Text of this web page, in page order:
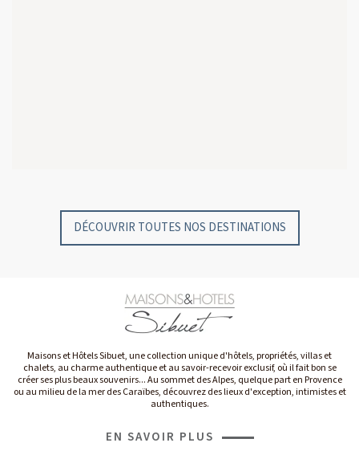
DÉCOUVRIR TOUTES NOS DESTINATIONS
Maisons et Hôtels Sibuet, une collection unique d'hôtels, propriétés, villas et
chalets, au charme authentique et au savoir-recevoir exclusif, où il fait bon se
créer ses plus beaux souvenirs... Au sommet des Alpes, quelque part en Provence
ou au milieu de la mer des Caraïbes, découvrez des lieux d'exception, intimistes et
authentiques.
EN SAVOIR PLUS